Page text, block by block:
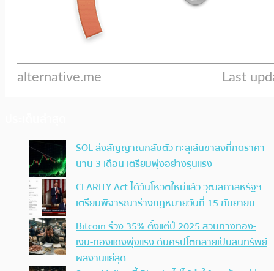
SOL ส่งสัญญาณกลับตัว ทะลุเส้นขาลงที่กดราคา
นาน 3 เดือน เตรียมพุ่งอย่างรุนแรง
CLARITY Act ได้วันโหวตใหม่แล้ว วุฒิสภาสหรัฐฯ
เตรียมพิจารณาร่างกฎหมายวันที่ 15 กันยายน
Bitcoin ร่วง 35% ตั้งแต่ปี 2025 สวนทางทอง-
เงิน-ทองแดงพุ่งแรง ดันคริปโตกลายเป็นสินทรัพย์
ผลงานแย่สุด